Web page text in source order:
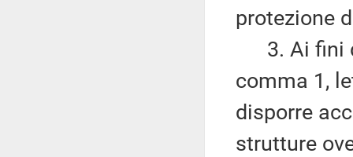
protezione
3. Ai fini
comma 1,
disporre
strutture